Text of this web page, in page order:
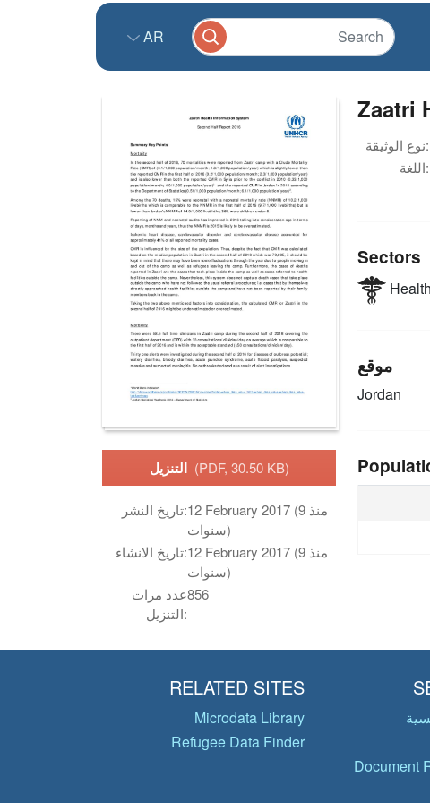
AR
التنزيل (PDF, 30.50 KB)
تاريخ النشر:12 February 2017 (منذ 9
سنوات)
تاريخ الانشاء:12 February 2017 (منذ 9
سنوات)
عدد مرات
التنزيل:
856
Zaatri
نوع الوثيقة:
اللغة:
Sectors
Health
موقع
Jordan
Document
RELATED SITES
Microdata Library
Refugee Data Finder